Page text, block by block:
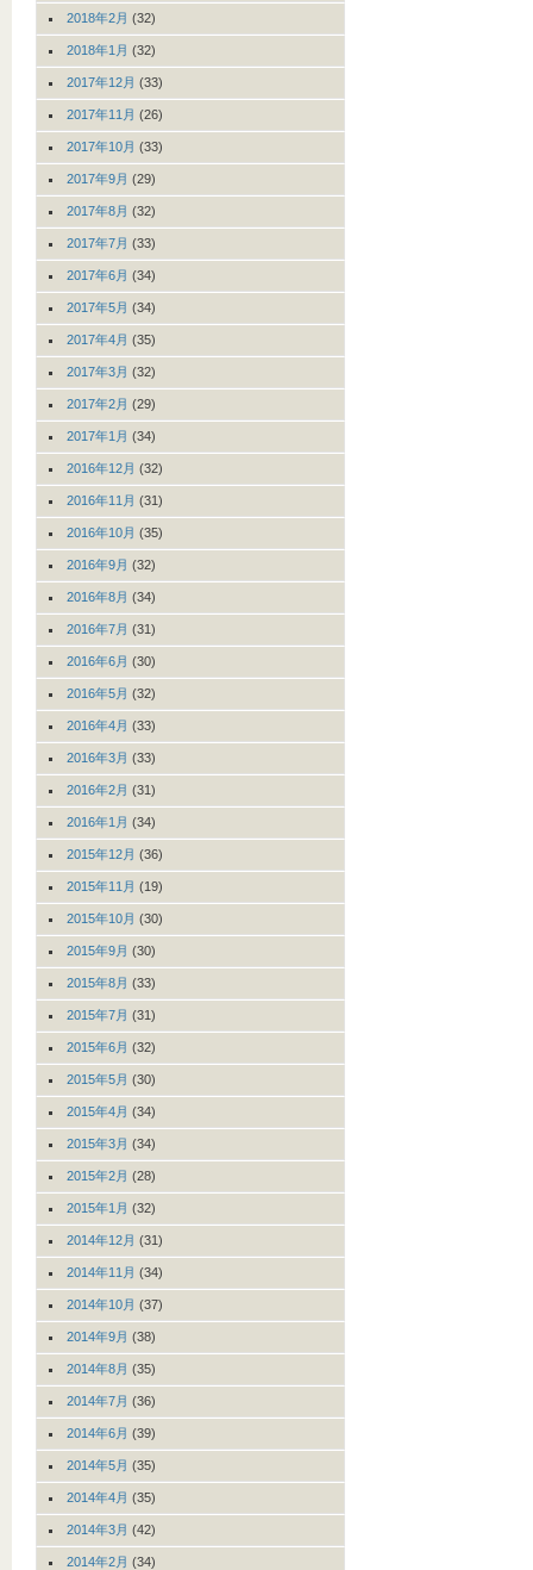
2018年2月 (32)
2018年1月 (32)
2017年12月 (33)
2017年11月 (26)
2017年10月 (33)
2017年9月 (29)
2017年8月 (32)
2017年7月 (33)
2017年6月 (34)
2017年5月 (34)
2017年4月 (35)
2017年3月 (32)
2017年2月 (29)
2017年1月 (34)
2016年12月 (32)
2016年11月 (31)
2016年10月 (35)
2016年9月 (32)
2016年8月 (34)
2016年7月 (31)
2016年6月 (30)
2016年5月 (32)
2016年4月 (33)
2016年3月 (33)
2016年2月 (31)
2016年1月 (34)
2015年12月 (36)
2015年11月 (19)
2015年10月 (30)
2015年9月 (30)
2015年8月 (33)
2015年7月 (31)
2015年6月 (32)
2015年5月 (30)
2015年4月 (34)
2015年3月 (34)
2015年2月 (28)
2015年1月 (32)
2014年12月 (31)
2014年11月 (34)
2014年10月 (37)
2014年9月 (38)
2014年8月 (35)
2014年7月 (36)
2014年6月 (39)
2014年5月 (35)
2014年4月 (35)
2014年3月 (42)
2014年2月 (34)